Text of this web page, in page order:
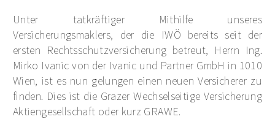
Unter tatkräftiger Mithilfe unseres
Versicherungsmaklers, der die IWÖ bereits seit der
ersten Rechtsschutzversicherung betreut, Herrn Ing.
Mirko Ivanic von der Ivanic und Partner GmbH in 1010
Wien, ist es nun gelungen einen neuen Versicherer zu
finden. Dies ist die Grazer Wechselseitige Versicherung
Aktiengesellschaft oder kurz GRAWE.